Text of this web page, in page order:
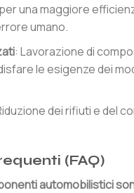
una maggiore
umano.
: Lavorazione di
le esigenze dei
dei rifiuti e del
(FAQ)
automobilistici